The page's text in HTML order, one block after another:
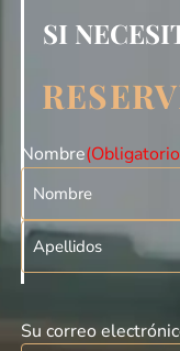
SI
Nombre
Su correo